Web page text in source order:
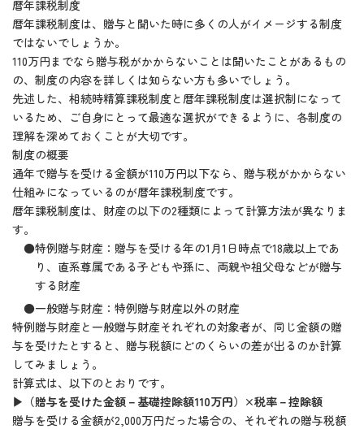
暦年課税制度
暦年課税制度は、贈与と聞いた時に多くの人がイメージする制度
ではないでしょうか。
110万円までなら贈与税がかからないことは聞いたことがあるもの
の、制度の内容を詳しくは知らない方も多いでしょう。
先述した、相続時精算課税制度と暦年課税制度は選択制になって
いるため、ご自身にとって最適な選択ができるように、各制度の
理解を深めておくことが大切です。
制度の概要
通年で贈与を受ける金額が110万円以下なら、贈与税がかからない
仕組みになっているのが暦年課税制度です。
暦年課税制度は、財産の以下の2種類によって計算方法が異なりま
す。
●特例贈与財産：贈与を受ける年の1月1日時点で18歳以上であ
り、直系尊属である子どもや孫に、両親や祖父母などが贈与
する財産
●一般贈与財産：特例贈与財産以外の財産
特例贈与財産と一般贈与財産それぞれの対象者が、同じ金額の贈
与を受けたとすると、贈与税額にどのくらいの差が出るのか計算
してみましょう。
計算式は、以下のとおりです。
▶（贈与を受けた金額－基礎控除額110万円）×税率－控除額
贈与を受ける金額が2,000万円だった場合の、それぞれの贈与税額